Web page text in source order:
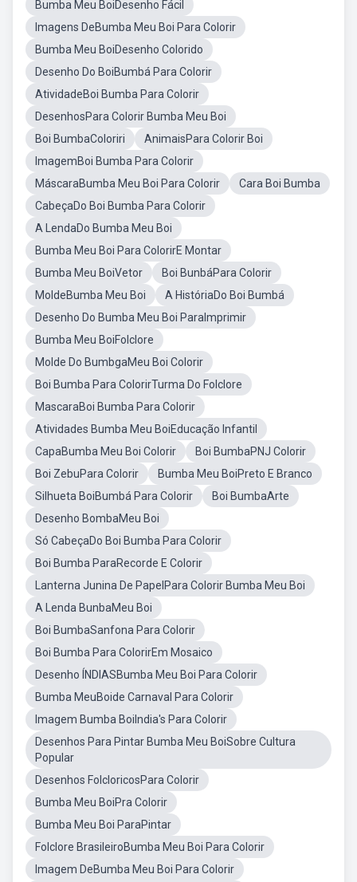
Bumba Meu BoiDesenho Fácil
Imagens DeBumba Meu Boi Para Colorir
Bumba Meu BoiDesenho Colorido
Desenho Do BoiBumbá Para Colorir
AtividadeBoi Bumba Para Colorir
DesenhosPara Colorir Bumba Meu Boi
Boi BumbaColoriri
AnimaisPara Colorir Boi
ImagemBoi Bumba Para Colorir
MáscaraBumba Meu Boi Para Colorir
Cara Boi Bumba
CabeçaDo Boi Bumba Para Colorir
A LendaDo Bumba Meu Boi
Bumba Meu Boi Para ColorirE Montar
Bumba Meu BoiVetor
Boi BunbáPara Colorir
MoldeBumba Meu Boi
A HistóriaDo Boi Bumbá
Desenho Do Bumba Meu Boi ParaImprimir
Bumba Meu BoiFolclore
Molde Do BumbgaMeu Boi Colorir
Boi Bumba Para ColorirTurma Do Folclore
MascaraBoi Bumba Para Colorir
Atividades Bumba Meu BoiEducação Infantil
CapaBumba Meu Boi Colorir
Boi BumbaPNJ Colorir
Boi ZebuPara Colorir
Bumba Meu BoiPreto E Branco
Silhueta BoiBumbá Para Colorir
Boi BumbaArte
Desenho BombaMeu Boi
Só CabeçaDo Boi Bumba Para Colorir
Boi Bumba ParaRecorde E Colorir
Lanterna Junina De PapelPara Colorir Bumba Meu Boi
A Lenda BunbaMeu Boi
Boi BumbaSanfona Para Colorir
Boi Bumba Para ColorirEm Mosaico
Desenho ÍNDIASBumba Meu Boi Para Colorir
Bumba MeuBoide Carnaval Para Colorir
Imagem Bumba BoiIndia's Para Colorir
Desenhos Para Pintar Bumba Meu BoiSobre Cultura
Popular
Desenhos FolcloricosPara Colorir
Bumba Meu BoiPra Colorir
Bumba Meu Boi ParaPintar
Folclore BrasileiroBumba Meu Boi Para Colorir
Imagem DeBumba Meu Boi Para Colorir